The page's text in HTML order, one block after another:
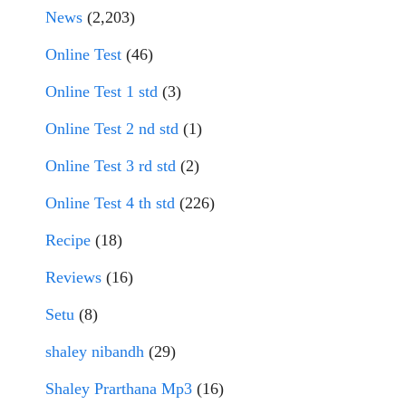
News (2,203)
Online Test (46)
Online Test 1 std (3)
Online Test 2 nd std (1)
Online Test 3 rd std (2)
Online Test 4 th std (226)
Recipe (18)
Reviews (16)
Setu (8)
shaley nibandh (29)
Shaley Prarthana Mp3 (16)